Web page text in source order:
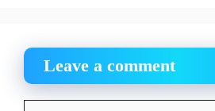
Leave a comment